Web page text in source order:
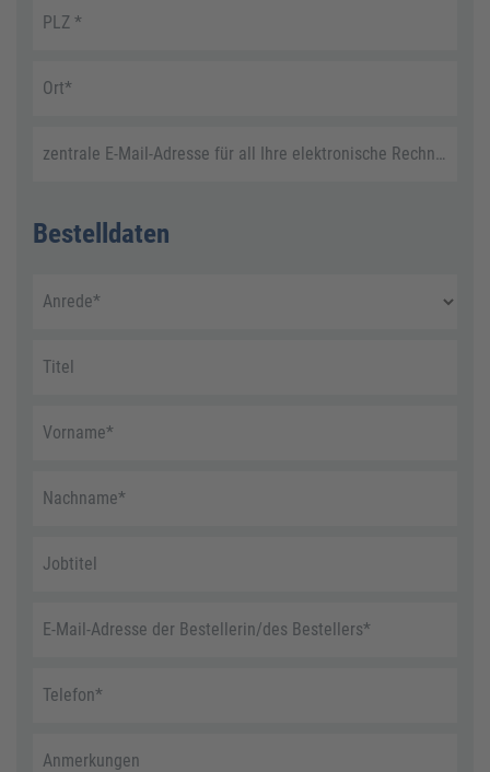
PLZ *
Ort*
zentrale E-Mail-Adresse für all Ihre elektronische Rechnungen
Bestelldaten
Anrede*
Titel
Vorname*
Nachname*
Jobtitel
E-Mail-Adresse der Bestellerin/des Bestellers*
Telefon*
Anmerkungen